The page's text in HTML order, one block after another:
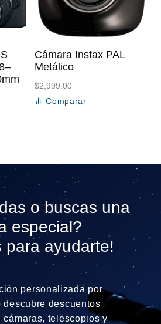
Cámara Instax PAL
Metálico
$2,999.00
Añadir al carrito
Comparar
o buscas una
especial?
para ayudarte!
personalizada por
descubre descuentos
cámaras, telescopios y